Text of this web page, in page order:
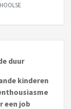
duur
kinderen
een job